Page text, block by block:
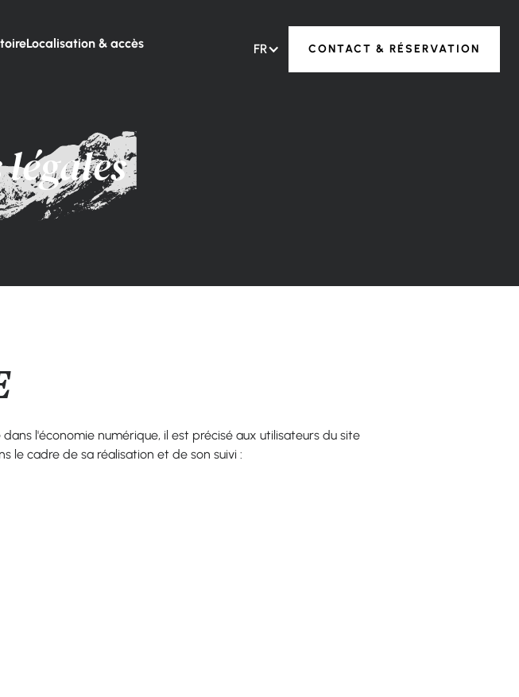
Localisation & accès FR CONTACT & RÉSERVATION
l'économie numérique, il est précisé aux utilisateurs du site
le cadre de sa réalisation et de son suivi :